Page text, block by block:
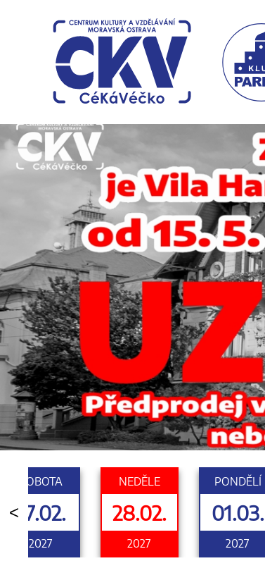
<
SOBOTA
27.02.
2027
NEDĚLE
28.02.
2027
PONDĚLÍ
01.03.
2027